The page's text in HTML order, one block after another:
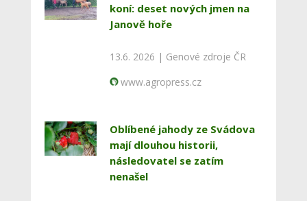
koní: deset nových jmen na
Janově hoře
13.6. 2026 | Genové zdroje ČR
www.agropress.cz
Oblíbené jahody ze Svádova
mají dlouhou historii,
následovatel se zatím
nenašel